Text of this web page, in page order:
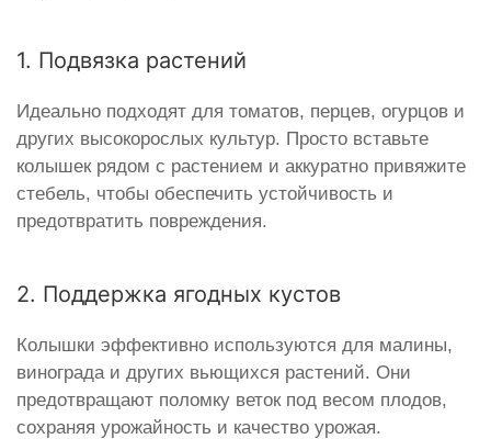
1. Подвязка растений
Идеально подходят для томатов, перцев, огурцов и
других высокорослых культур. Просто вставьте
колышек рядом с растением и аккуратно привяжите
стебель, чтобы обеспечить устойчивость и
предотвратить повреждения.
2. Поддержка ягодных кустов
Колышки эффективно используются для малины,
винограда и других вьющихся растений. Они
предотвращают поломку веток под весом плодов,
сохраняя урожайность и качество урожая.